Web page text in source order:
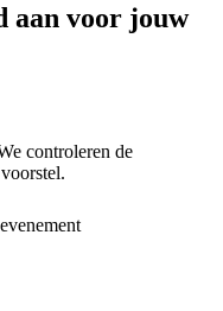
aan voor jouw
controleren de